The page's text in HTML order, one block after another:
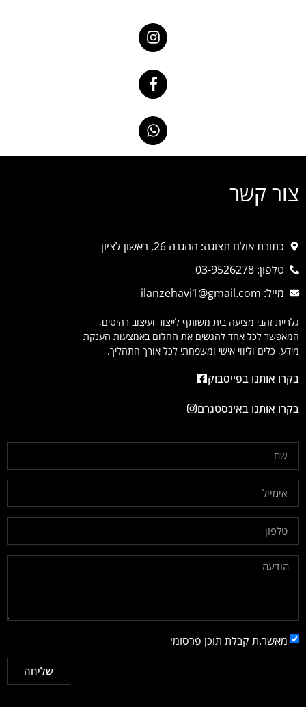
צור קשר
כתובת אולם תצוגה: ההגנה 26, ראשון לציון
טלפון: 03-9526278
מייל: ilanzehavi1@gmail.com
גלריית זהבי מציעה בית משותף לייצור ועיצוב רהיטים,
המאפשר לכל אחד להגשים את החלום באמצעות הענקת
מידע, כלים וליווי אישי ומשפחתי לכל אורך התהליך.
בקרו אותנו בפייסבוק
בקרו אותנו באינסטגרם
מאשר.ת קבלת תוכן פרסומי
שליחה